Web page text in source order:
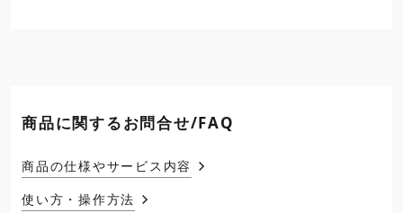
商品に関するお問合せ/FAQ
商品の仕様やサービス内容
使い方・操作方法